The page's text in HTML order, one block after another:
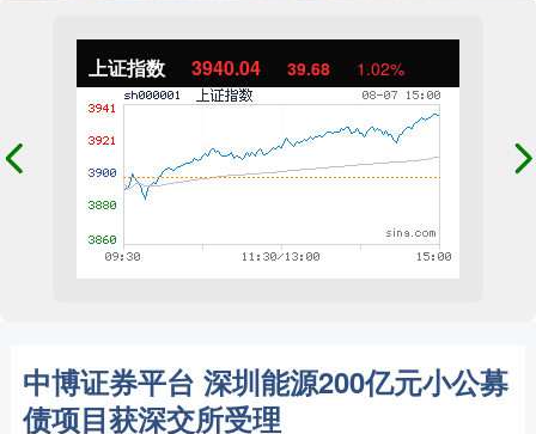
上证指数 3940.04 39.68 1.02%
中博证券平台 深圳能源200亿元小公募
债项目获深交所受理